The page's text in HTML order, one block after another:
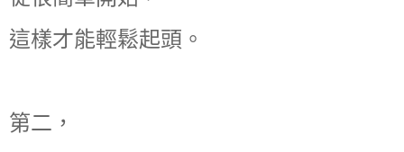
這樣才能輕鬆起頭。
第二，